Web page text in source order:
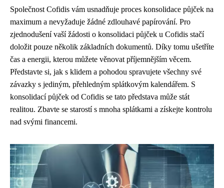
Společnost Cofidis vám usnadňuje proces konsolidace půjček na
maximum a nevyžaduje žádné zdlouhavé papírování. Pro
zjednodušení vaší žádosti o konsolidaci půjček u Cofidis stačí
doložit pouze několik základních dokumentů. Díky tomu ušetříte
čas a energii, kterou můžete věnovat příjemnějším věcem.
Představte si, jak s klidem a pohodou spravujete všechny své
závazky s jediným, přehledným splátkovým kalendářem. S
konsolidací půjček od Cofidis se tato představa může stát
realitou. Zbavte se starostí s mnoha splátkami a získejte kontrolu
nad svými financemi.